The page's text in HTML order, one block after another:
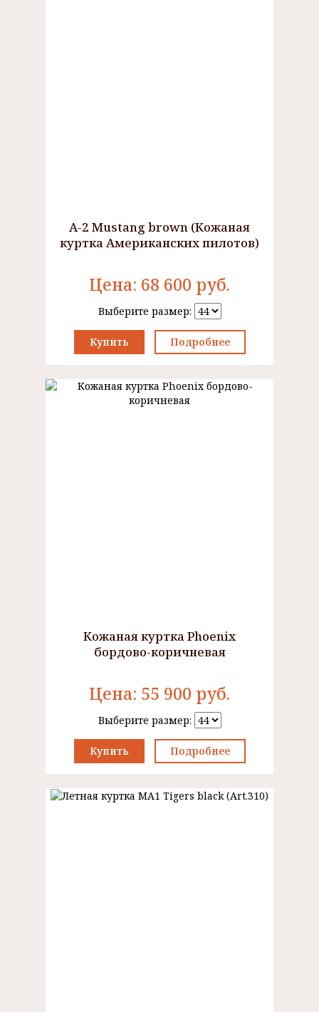
A-2 Mustang brown (Кожаная
куртка Американских пилотов)
Цена: 68 600 руб.
Выберите размер:
Купить Подробнее
Кожаная куртка Phoenix
бордово-коричневая
Цена: 55 900 руб.
Выберите размер:
Купить Подробнее